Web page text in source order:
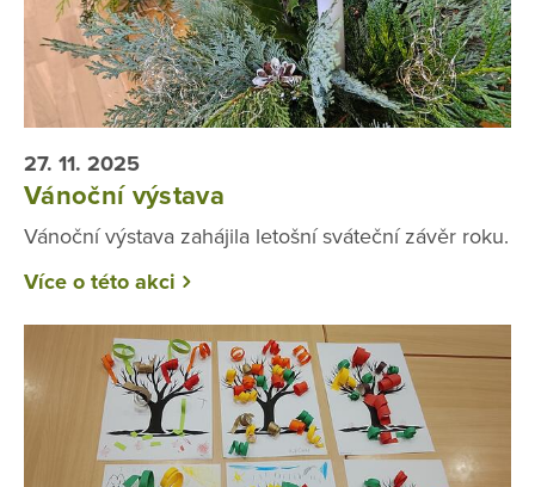
27. 11. 2025
Vánoční výstava
Vánoční výstava zahájila letošní sváteční závěr roku.
Více o této akci